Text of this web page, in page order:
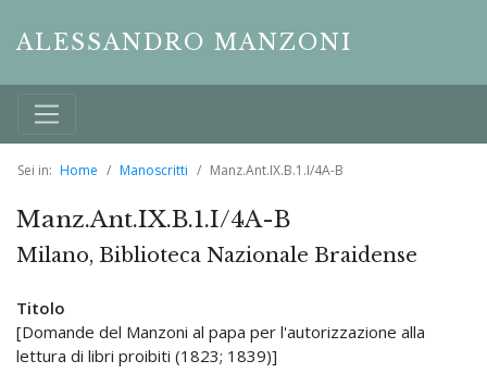
ALESSANDRO MANZONI
Sei in: Home Manoscritti Manz.Ant.IX.B.1.I/4A-B
Manz.Ant.IX.B.1.I/4A-B
Milano, Biblioteca Nazionale Braidense
Titolo
[Domande del Manzoni al papa per l'autorizzazione alla
lettura di libri proibiti (1823; 1839)]